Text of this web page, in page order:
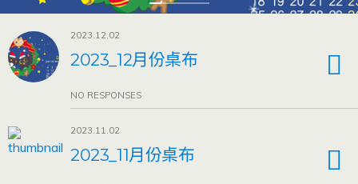
2023.12.02
2023_12月份桌布
NO RESPONSES
2023.11.02
2023_11月份桌布